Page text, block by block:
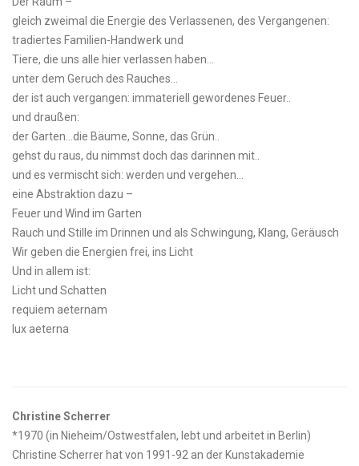
gleich zweimal die Energie des Verlassenen, des Vergangenen:
tradiertes Familien-Handwerk und
Tiere, die uns alle hier verlassen haben…
unter dem Geruch des Rauches…
der ist auch vergangen: immateriell gewordenes Feuer..
und draußen:
der Garten...die Bäume, Sonne, das Grün..
gehst du raus, du nimmst doch das darinnen mit..
und es vermischt sich: werden und vergehen…
eine Abstraktion dazu –
Feuer und Wind im Garten
Rauch und Stille im Drinnen und als Schwingung, Klang, Geräusch
Wir geben die Energien frei, ins Licht
Und in allem ist:
Licht und Schatten
requiem aeternam
lux aeterna
Christine Scherrer
*1970 (in Nieheim/Ostwestfalen, lebt und arbeitet in Berlin)
Christine Scherrer hat von 1991-92 an der Kunstakademie